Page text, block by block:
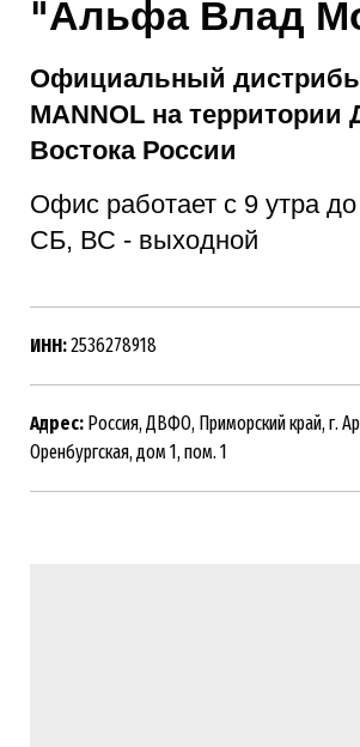
"Альфа Влад
Официальный
MANNOL на территории
Востока России
Офис работает с 9 утра
СБ, ВС - выходной
ИНН:2536278918
Адрес: Россия, ДВФО, Приморский край, г.
Оренбургская, дом 1, пом. 1